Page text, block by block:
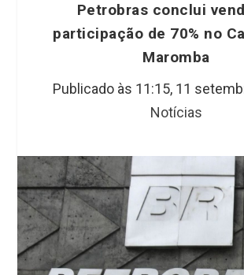
Petrobras conclui
participação de 70% no
Maromba
Publicado às 11:15, 11
Notícias